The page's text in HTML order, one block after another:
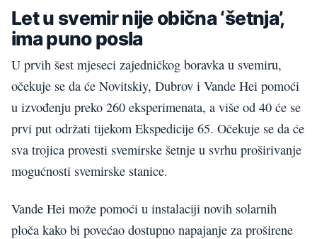
Let u svemir nije obična ‘šetnja’,
ima puno posla
U prvih šest mjeseci zajedničkog boravka u svemiru,
očekuje se da će Novitskiy, Dubrov i Vande Hei pomoći
u izvođenju preko 260 eksperimenata, a više od 40 će se
prvi put održati tijekom Ekspedicije 65. Očekuje se da će
sva trojica provesti svemirske šetnje u svrhu proširivanje
mogućnosti svemirske stanice.
Vande Hei može pomoći u instalaciji novih solarnih
ploča kako bi povećao dostupno napajanje za proširene